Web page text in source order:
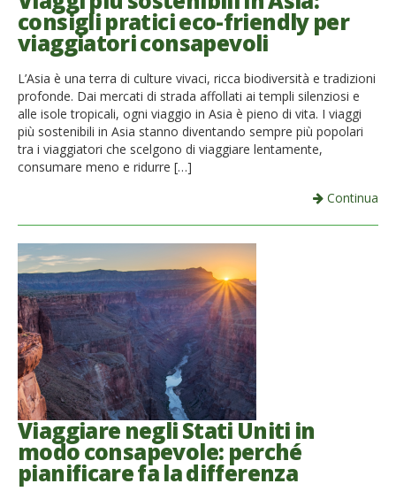
French
Italiano
consigli pratici eco-friendly per
viaggiatori consapevoli
L’Asia è una terra di culture vivaci, ricca biodiversità e tradizioni
profonde. Dai mercati di strada affollati ai templi silenziosi e
alle isole tropicali, ogni viaggio in Asia è pieno di vita. I viaggi
più sostenibili in Asia stanno diventando sempre più popolari
tra i viaggiatori che scelgono di viaggiare lentamente,
consumare meno e ridurre […]
Continua
Viaggiare negli Stati Uniti in
modo consapevole: perché
pianificare fa la differenza